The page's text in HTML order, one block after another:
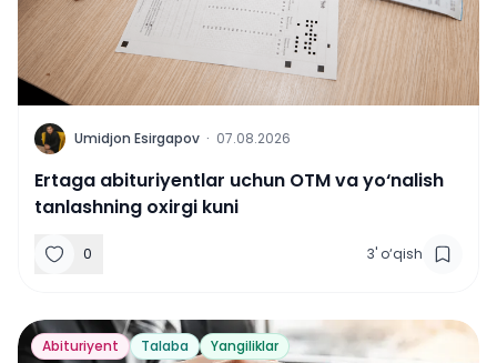
U Umidjon Esirgapov · 07.08.2026
Ertaga abituriyentlar uchun OTM va yo‘nalish
tanlashning oxirgi kuni
0 3' o‘qish
Abituriyent Talaba Yangiliklar